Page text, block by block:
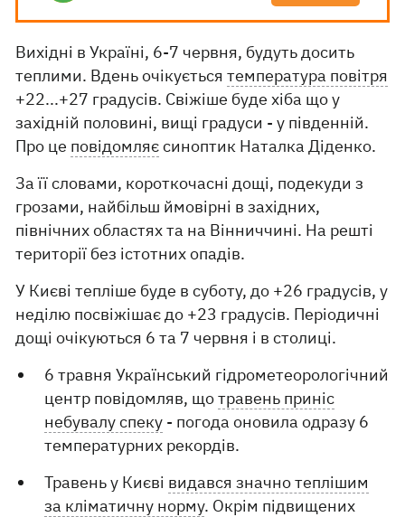
Вихідні в Україні, 6-7 червня, будуть досить
теплими. Вдень очікуєтьсятемпература повітря
+22...+27 градусів. Свіжіше буде хіба що у
західній половині, вищі градуси - у південній.
Про це повідомляєсиноптик Наталка Діденко.
За її словами, короткочасні дощі, подекуди з
грозами, найбільш ймовірні в західних,
північних областях та на Вінниччині. На решті
території без істотних опадів.
У Києві тепліше буде в суботу, до +26 градусів, у
неділю посвіжішає до +23 градусів. Періодичні
дощі очікуються 6 та 7 червня і в столиці.
6 травня Український гідрометеорологічний
центр повідомляв, щотравень приніс
небувалу спеку - погода оновила одразу 6
температурних рекордів.
Травень у Києві видався значно теплішим
за кліматичну норму. Окрім підвищених